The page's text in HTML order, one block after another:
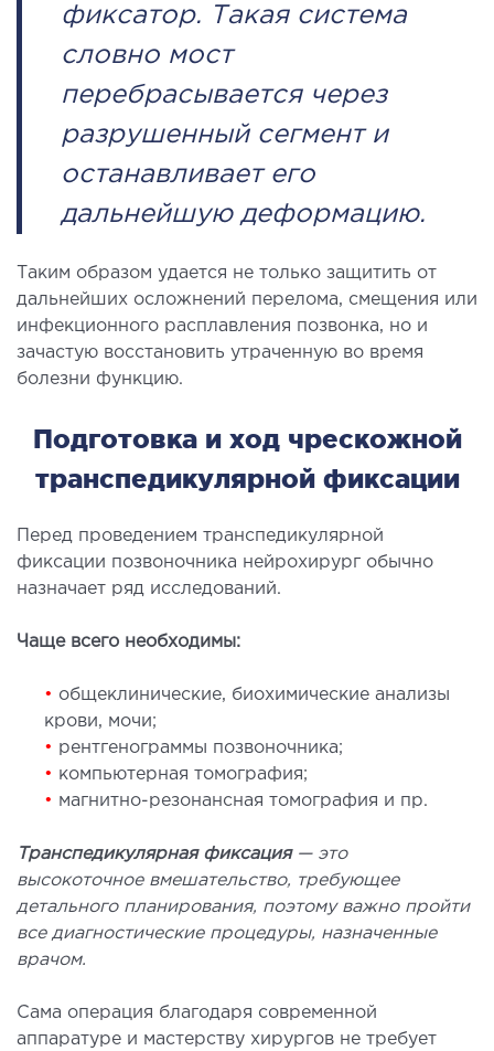
стационар
интенсивной терапии
стационар
транспортировка в Киеве и
(Перевозка больных)
помощь в Киеве
сосудов
диагностика
РЕЗОНАНСНАЯ
(МРТ)
органов
желез с имплантами и без
фиксатор. Такая система
словно мост
перебрасывается через
разрушенный сегмент и
останавливает его
дальнейшую деформацию.
Таким образом удается не только защитить от
дальнейших осложнений перелома, смещения или
инфекционного расплавления позвонка, но и
зачастую восстановить утраченную во время
болезни функцию.
Подготовка и ход чрескожной
транспедикулярной фиксации
Перед проведением транспедикулярной
фиксации позвоночника нейрохирург обычно
назначает ряд исследований.
Чаще всего необходимы:
• общеклинические, биохимические анализы
крови, мочи;
• рентгенограммы позвоночника;
• компьютерная томография;
• магнитно-резонансная томография и пр.
Транспедикулярная фиксация— это
высокоточное вмешательство, требующее
детального планирования, поэтому важно пройти
все диагностические процедуры, назначенные
врачом.
Сама операция благодаря современной
аппаратуре и мастерству хирургов не требует